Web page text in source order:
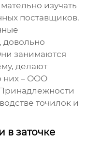
изучать
поставщиков.
занимаются
делают
– ООО
точилок и
в заточке